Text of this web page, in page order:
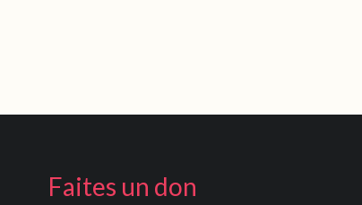
Faites un don